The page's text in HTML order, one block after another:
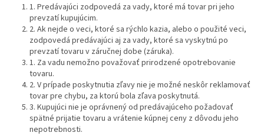
1. Predávajúci zodpovedá za vady, ktoré má tovar pri jeho
prevzatí kupujúcim.
2. Ak nejde o veci, ktoré sa rýchlo kazia, alebo o použité veci,
zodpovedá predávajúci aj za vady, ktoré sa vyskytnú po
prevzatí tovaru v záručnej dobe (záruka).
1. Za vadu nemožno považovať prirodzené opotrebovanie
tovaru.
2. V prípade poskytnutia zľavy nie je možné neskôr reklamovať
tovar pre chybu, za ktorú bola zľava poskytnutá.
3. Kupujúci nie je oprávnený od predávajúceho požadovať
spätné prijatie tovaru a vrátenie kúpnej ceny z dôvodu jeho
nepotrebnosti.